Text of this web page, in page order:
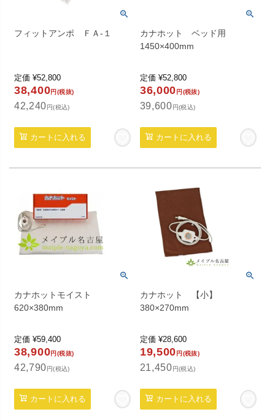
フィットアンポ ＦＡ-１
定価 ¥52,800
38,400円(税抜)
42,240 円(税込)
カートに入れる
カナホット ベッド用
1450×400mm
定価 ¥52,800
36,000 円(税抜)
39,600 円(税込)
カートに入れる
カナホットモイスト
620×380mm
定価 ¥59,400
38,900円(税抜)
42,790 円(税込)
カートに入れる
カナホット 【小】
380×270mm
定価 ¥28,600
19,500 円(税抜)
21,450 円(税込)
カートに入れる